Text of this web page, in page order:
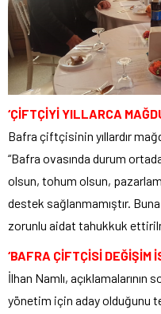
‘ÇİFTÇİYİ YILLARCA
Bafra çiftçisinin yıllardır
“Bafra ovasında durum
olsun, tohum olsun,
destek sağlanmamıştır.
zorunlu aidat tahukkuk
‘BAFRA ÇİFTÇİSİ DEĞİŞİM
İlhan Namlı, açıklamalarının
yönetim için aday olduğunu